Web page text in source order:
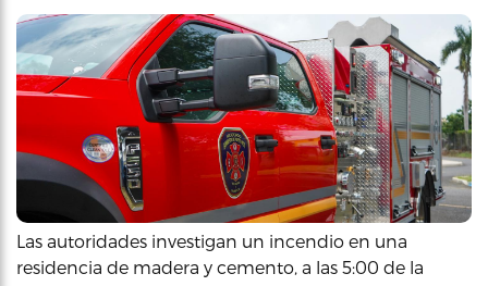
Las autoridades investigan un incendio en una
residencia de madera y cemento, a las 5:00 de la